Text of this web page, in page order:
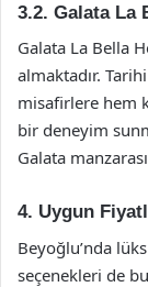
3.2. Galata La
Galata La Bella
almaktadır.
misafirlere hem
bir deneyim
Galata
4. Uygun
Beyoğlu’nda
seçenekleri de